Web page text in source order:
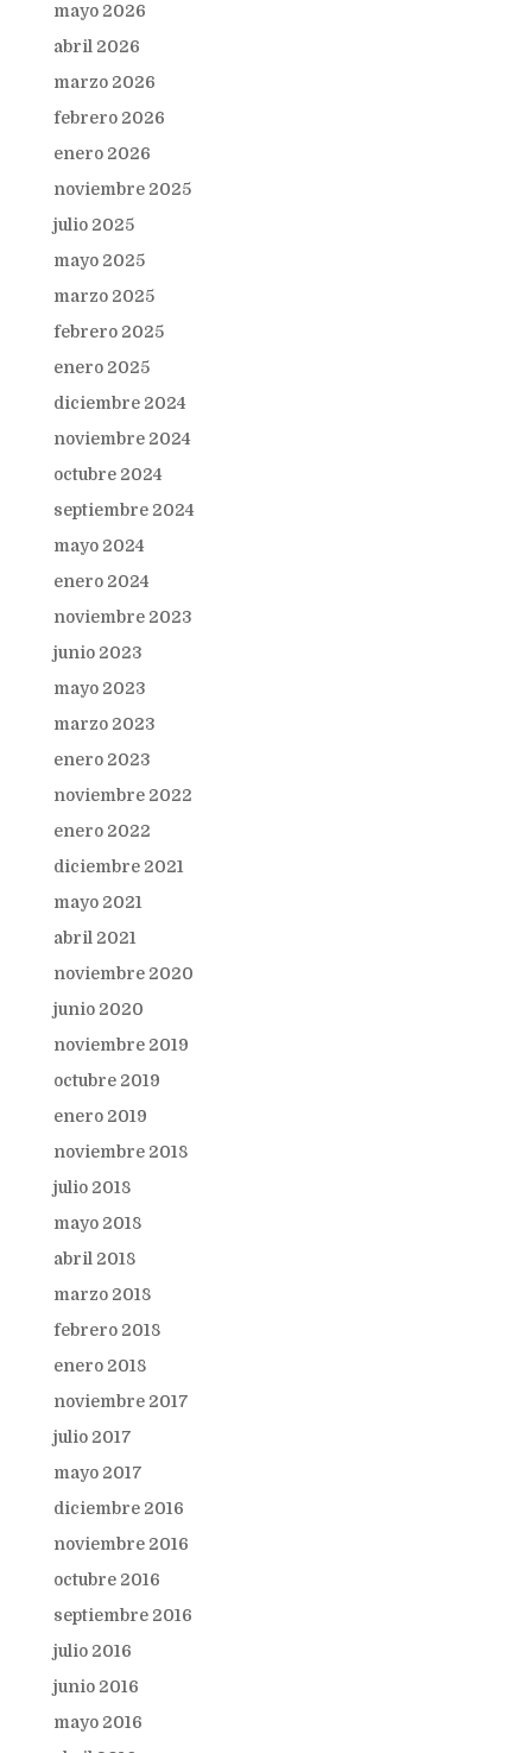
mayo 2026
abril 2026
marzo 2026
febrero 2026
enero 2026
noviembre 2025
julio 2025
mayo 2025
marzo 2025
febrero 2025
enero 2025
diciembre 2024
noviembre 2024
octubre 2024
septiembre 2024
mayo 2024
enero 2024
noviembre 2023
junio 2023
mayo 2023
marzo 2023
enero 2023
noviembre 2022
enero 2022
diciembre 2021
mayo 2021
abril 2021
noviembre 2020
junio 2020
noviembre 2019
octubre 2019
enero 2019
noviembre 2018
julio 2018
mayo 2018
abril 2018
marzo 2018
febrero 2018
enero 2018
noviembre 2017
julio 2017
mayo 2017
diciembre 2016
noviembre 2016
octubre 2016
septiembre 2016
julio 2016
junio 2016
mayo 2016